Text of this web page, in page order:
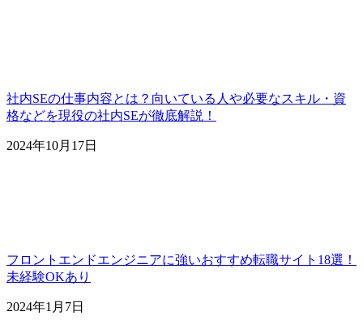
社内SEの仕事内容とは？向いている人や必要なスキル・資
格などを現役の社内SEが徹底解説！
2024年10月17日
フロントエンドエンジニアに強いおすすめ転職サイト18選！
未経験OKあり
2024年1月7日